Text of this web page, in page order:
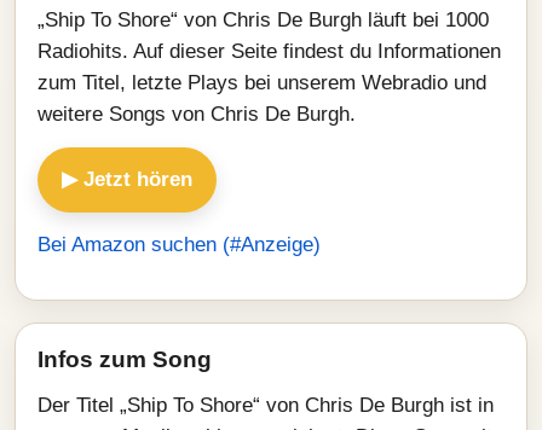
„Ship To Shore“ von Chris De Burgh läuft bei 1000
Radiohits. Auf dieser Seite findest du Informationen
zum Titel, letzte Plays bei unserem Webradio und
weitere Songs von Chris De Burgh.
▶ Jetzt hören
Bei Amazon suchen (#Anzeige)
Infos zum Song
Der Titel „Ship To Shore“ von Chris De Burgh ist in